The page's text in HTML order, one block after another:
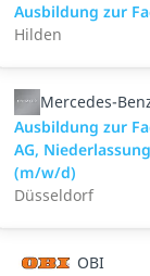
Ausbildung zur
Hilden
Mercedes-
Ausbildung zur
AG,
(m/w/d)
Düsseldorf
OBI